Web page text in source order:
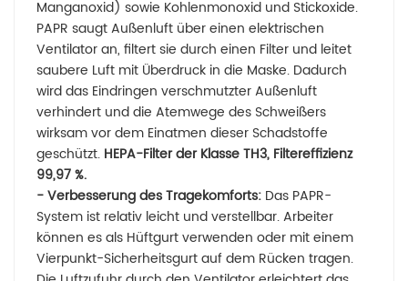
Manganoxid) sowie Kohlenmonoxid und Stickoxide.
PAPR saugt Außenluft über einen elektrischen
Ventilator an, filtert sie durch einen Filter und leitet
saubere Luft mit Überdruck in die Maske. Dadurch
wird das Eindringen verschmutzter Außenluft
verhindert und die Atemwege des Schweißers
wirksam vor dem Einatmen dieser Schadstoffe
geschützt. HEPA-Filter der Klasse TH3, Filtereffizienz
99,97 %.
- Verbesserung des Tragekomforts: Das PAPR-
System ist relativ leicht und verstellbar. Arbeiter
können es als Hüftgurt verwenden oder mit einem
Vierpunkt-Sicherheitsgurt auf dem Rücken tragen.